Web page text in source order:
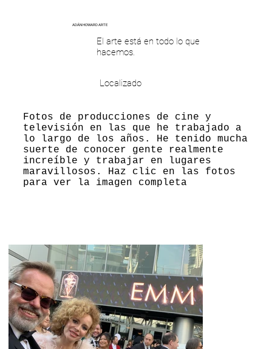
ADÁN HOWARD ARTE
El arte está en todo lo que
hacemos.
Localizado
Fotos de producciones de cine y
televisión en las que he trabajado a
lo largo de los años. He tenido mucha
suerte de conocer gente realmente
increíble y trabajar en lugares
maravillosos. Haz clic en las fotos
para ver la imagen completa